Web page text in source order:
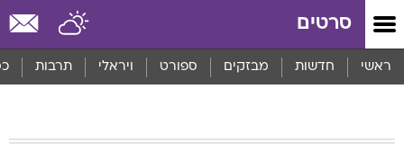
סרטים
ראשי חדשות מבזקים ספורט ויראלי תרבות